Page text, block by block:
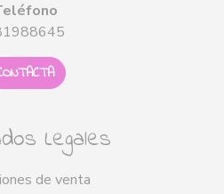
Legales
de venta